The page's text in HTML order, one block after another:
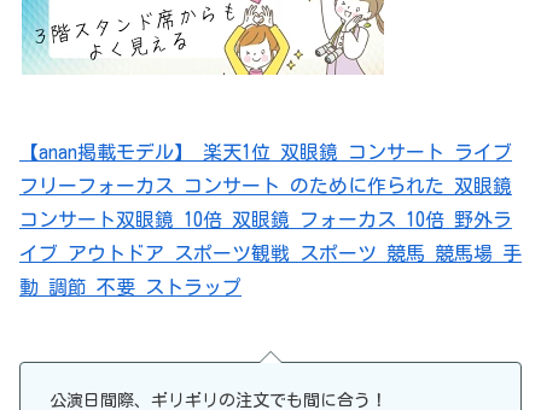
【anan掲載モデル】 楽天1位 双眼鏡 コンサート ライブ
フリーフォーカス コンサート のために作られた 双眼鏡
コンサート双眼鏡 10倍 双眼鏡 フォーカス 10倍 野外ラ
イブ アウトドア スポーツ観戦 スポーツ 競馬 競馬場 手
動 調節 不要 ストラップ
公演日間際、ギリギリの注文でも間に合う！